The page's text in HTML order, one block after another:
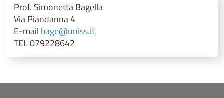
Prof. Simonetta Bagella
Via Piandanna 4
E-mail bage@uniss.it
TEL 079228642